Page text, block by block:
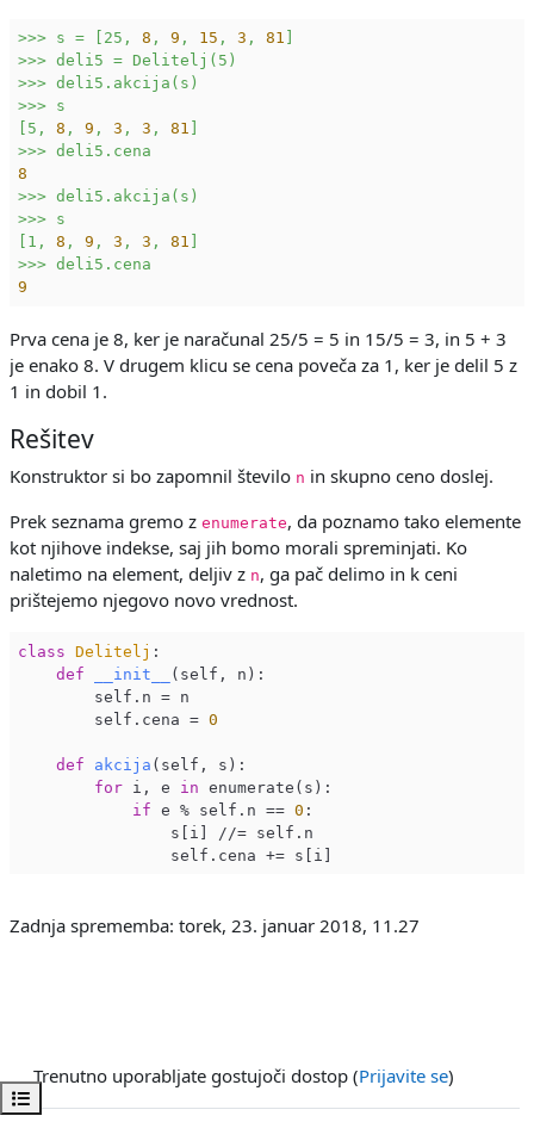
Odpri kazalo predmeta
>>> s = [25, 8 , 9 , 15 , 3 , 81
>>> deli5 =
Delitelj(5)
>>> deli5.akcija(s)
>>>
s
[5,
8 , 9 , 3 , 3 , 81
>>> deli5.cena
8
>>> deli5.akcija(s)
>>>
s
[1,
8 , 9 , 3 , 3 , 81
>>> deli5.cena
9
Prva cena je 8, ker je naračunal 25/5 = 5 in 15/5 = 3, in 5 + 3
je enako 8. V drugem klicu se cena poveča za 1, ker je delil 5 z
1 in dobil 1.
Rešitev
Konstruktor si bo zapomnil število n in skupno ceno doslej.
Prek seznama gremo z enumerate, da poznamo tako elemente
kot njihove indekse, saj jih bomo morali spreminjati. Ko
naletimo na element, deljiv z n, ga pač delimo in k ceni
prištejemo njegovo novo vrednost.
class Delitelj :
def
__init__ (self, n) :
        self.n = n
        self.cena =
0
def akcija (self, s) :
for i, e in enumerate(s):
if e % self.n == 0 :
                s[i] //= self.n
Zadnja sprememba: torek, 23. januar 2018, 11.27
Trenutno uporabljate gostujoči dostop (Prijavite se)